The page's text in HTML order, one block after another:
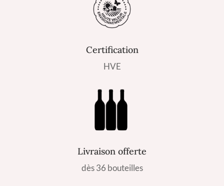
Certification
HVE
Livraison offerte
dès 36 bouteilles